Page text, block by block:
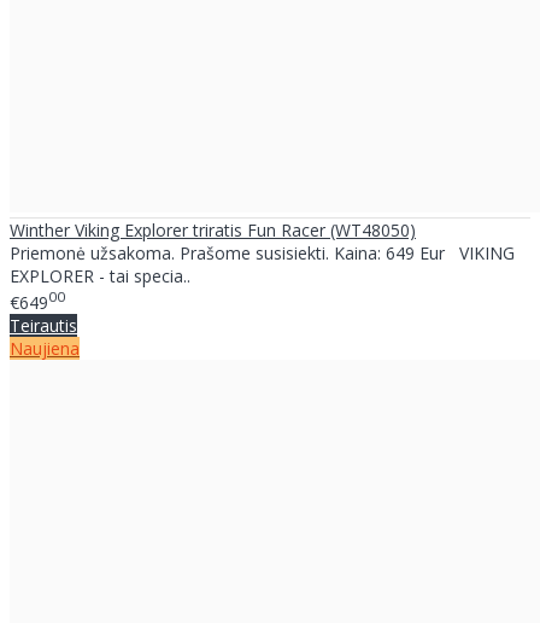
Winther Viking Explorer triratis Fun Racer (WT48050)
Priemonė užsakoma. Prašome susisiekti. Kaina: 649 Eur VIKING
EXPLORER - tai specia..
€64900
Teirautis
Naujiena